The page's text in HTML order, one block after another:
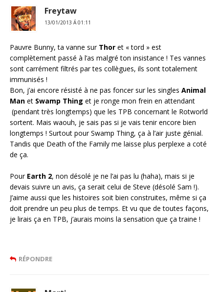
Freytaw
13/01/2013 Á 01:11
Pauvre Bunny, ta vanne sur Thor et « tord » est
complètement passé à l’as malgré ton insistance ! Tes vannes
sont carrément filtrés par tes collègues, ils sont totalement
immunisés !
Bon, j’ai encore résisté à ne pas foncer sur les singles Animal
Man et Swamp Thing et je ronge mon frein en attendant
(pendant très longtemps) que les TPB concernant le Rotworld
sortent. Mais waouh, je sais pas si je vais tenir encore bien
longtemps ! Surtout pour Swamp Thing, ça à l’air juste génial.
Tandis que Death of the Family me laisse plus perplexe a coté
de ça.
Pour Earth 2, non désolé je ne l’ai pas lu (haha), mais si je
devais suivre un avis, ça serait celui de Steve (désolé Sam !).
J’aime aussi que les histoires soit bien construites, même si ça
doit prendre un peu plus de temps. Et vu que de toutes façons,
je lirais ça en TPB, j’aurais moins la sensation que ça traine !
RÉPONDRE